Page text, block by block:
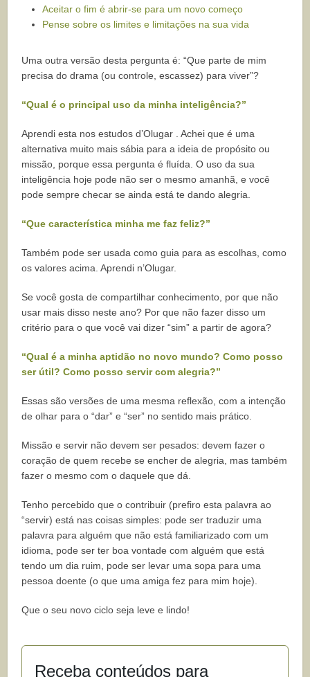
Aceitar o fim é abrir-se para um novo começo
Pense sobre os limites e limitações na sua vida
Uma outra versão desta pergunta é: “Que parte de mim
precisa do drama (ou controle, escassez) para viver”?
“Qual é o principal uso da minha inteligência?”
Aprendi esta nos estudos d’Olugar . Achei que é uma
alternativa muito mais sábia para a ideia de propósito ou
missão, porque essa pergunta é fluída. O uso da sua
inteligência hoje pode não ser o mesmo amanhã, e você
pode sempre checar se ainda está te dando alegria.
“Que característica minha me faz feliz?”
Também pode ser usada como guia para as escolhas, como
os valores acima. Aprendi n’Olugar.
Se você gosta de compartilhar conhecimento, por que não
usar mais disso neste ano? Por que não fazer disso um
critério para o que você vai dizer “sim” a partir de agora?
“Qual é a minha aptidão no novo mundo? Como posso
ser útil? Como posso servir com alegria?”
Essas são versões de uma mesma reflexão, com a intenção
de olhar para o “dar” e “ser” no sentido mais prático.
Missão e servir não devem ser pesados: devem fazer o
coração de quem recebe se encher de alegria, mas também
fazer o mesmo com o daquele que dá.
Tenho percebido que o contribuir (prefiro esta palavra ao
“servir) está nas coisas simples: pode ser traduzir uma
palavra para alguém que não está familiarizado com um
idioma, pode ser ter boa vontade com alguém que está
tendo um dia ruim, pode ser levar uma sopa para uma
pessoa doente (o que uma amiga fez para mim hoje).
Que o seu novo ciclo seja leve e lindo!
Receba conteúdos para